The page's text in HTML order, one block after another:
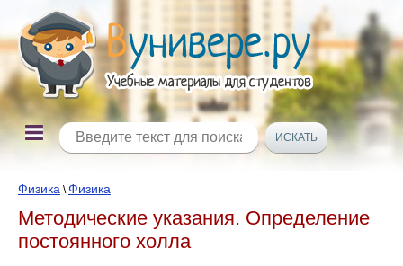
Физика \Физика
Методические указания. Определение
постоянного холла